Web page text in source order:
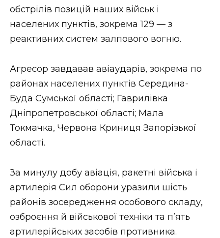
обстрілів позицій наших військ і
населених пунктів, зокрема 129 — з
реактивних систем залпового вогню.
Агресор завдавав авіаударів, зокрема по
районах населених пунктів Середина-
Буда Сумської області; Гаврилівка
Дніпропетровської області; Мала
Токмачка, Червона Криниця Запорізької
області.
За минулу добу авіація, ракетні війська і
артилерія Сил оборони уразили шість
районів зосередження особового складу,
озброєння й військової техніки та п’ять
артилерійських засобів противника.